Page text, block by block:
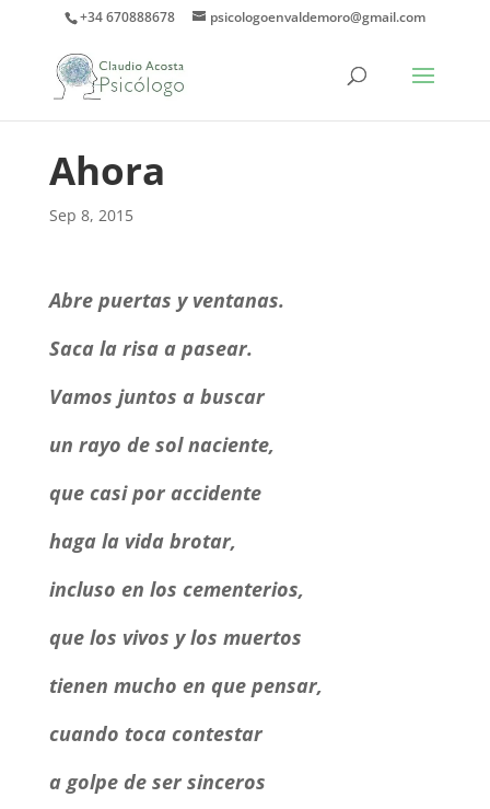
+34 670888678 psicologoenvaldemoro@gmail.com
Ahora
Sep 8, 2015
Abre puertas y ventanas.
Saca la risa a pasear.
Vamos juntos a buscar
un rayo de sol naciente,
que casi por accidente
haga la vida brotar,
incluso en los cementerios,
que los vivos y los muertos
tienen mucho en que pensar,
cuando toca contestar
a golpe de ser sinceros